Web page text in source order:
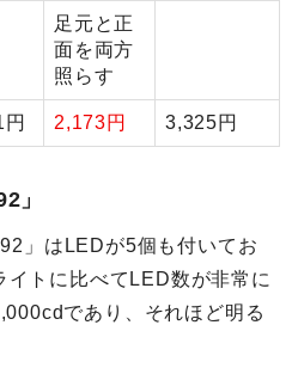
足元と正
面を両方
照らす
2,173円 3,325円
」
」はLEDが5個も付いてお
イトに比べてLED数が非常に
であり、それほど明る